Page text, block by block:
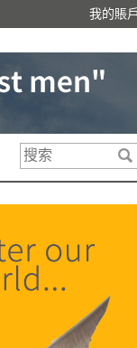
我的賬戶